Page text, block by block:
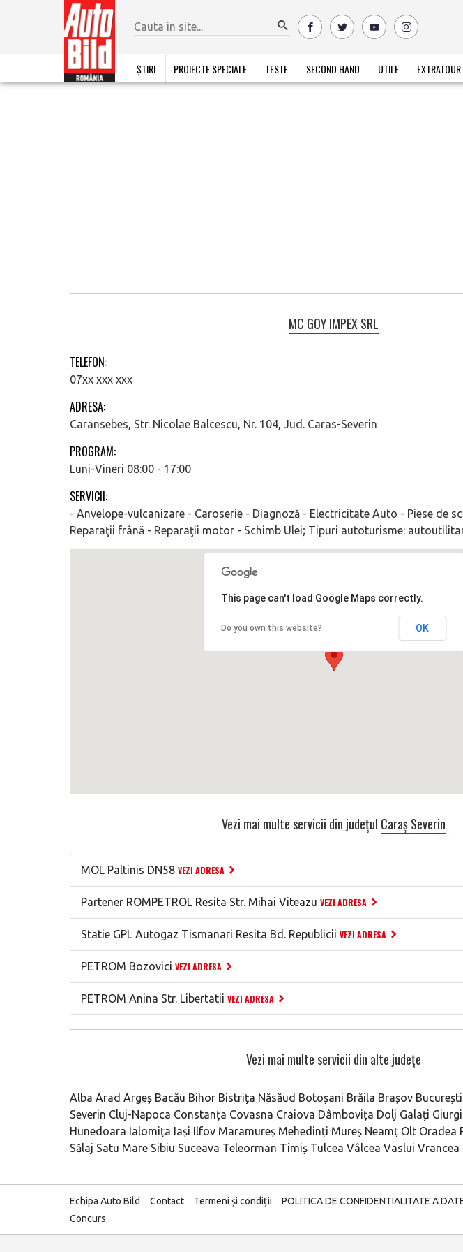
ȘTIRI PROIECTE SPECIALE TESTE SECOND HAND UTILE EXTRATOUR
MC GOY IMPEX SRL
TELEFON:
07xx xxx xxx
ADRESA:
Caransebes, Str. Nicolae Balcescu, Nr. 104, Jud. Caras-Severin
PROGRAM:
Luni-Vineri 08:00 - 17:00
SERVICII:
- Anvelope-vulcanizare - Caroserie - Diagnoză - Electricitate Auto - Piese de
Reparaţii frână - Reparaţii motor - Schimb Ulei; Tipuri autoturisme:
This page can't load Google Maps correctly.
Do you own this website? OK
Vezi mai multe servicii din județul Caraș Severin
MOL Paltinis DN58 VEZI ADRESA
Partener ROMPETROL Resita Str. Mihai Viteazu VEZI ADRESA
Statie GPL Autogaz Tismanari Resita Bd. Republicii VEZI ADRESA
PETROM Bozovici VEZI ADRESA
PETROM Anina Str. Libertatii VEZI ADRESA
Vezi mai multe servicii din alte județe
Alba Arad Argeș Bacău Bihor Bistrița Năsăud Botoșani Brăila Brașov București
Severin Cluj-Napoca Constanța Covasna Craiova Dâmbovița Dolj Galați
Hunedoara Ialomița Iași Ilfov Maramureș Mehedinți Mureș Neamț Olt Oradea
Sălaj Satu Mare Sibiu Suceava Teleorman Timiș Tulcea Vâlcea Vaslui Vrancea
Echipa Auto Bild Contact Termeni și condiții POLITICA DE CONFIDENTIALITATE A
Concurs